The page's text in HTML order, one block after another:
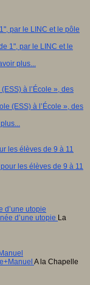
par le LINC et le pôle
plus...
à l’École », des
les élèves de 9 à 11
d’une utopie
La
A la Chapelle